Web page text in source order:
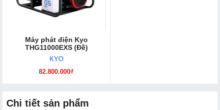
Máy phát điện Kyo
THG11000EXS (Đề)
KYO
82.800.000₫
Chi tiết sản phẩm